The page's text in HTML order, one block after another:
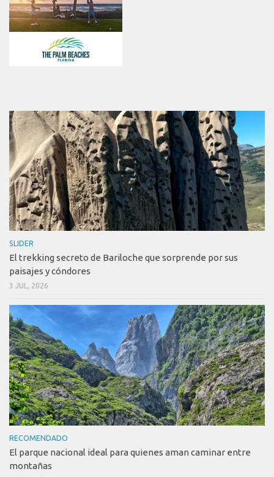
SLIDER
El trekking secreto de Bariloche que sorprende por sus
paisajes y cóndores
3 JUL, 2026
RECOMENDADO
El parque nacional ideal para quienes aman caminar entre
montañas